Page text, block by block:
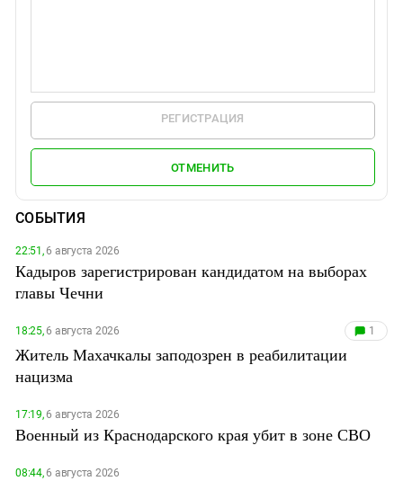
РЕГИСТРАЦИЯ
ОТМЕНИТЬ
СОБЫТИЯ
22:51,6 августа 2026
Кадыров зарегистрирован кандидатом на выборах
главы Чечни
18:25,6 августа 2026 1
Житель Махачкалы заподозрен в реабилитации
нацизма
17:19,6 августа 2026
Военный из Краснодарского края убит в зоне СВО
08:44,6 августа 2026